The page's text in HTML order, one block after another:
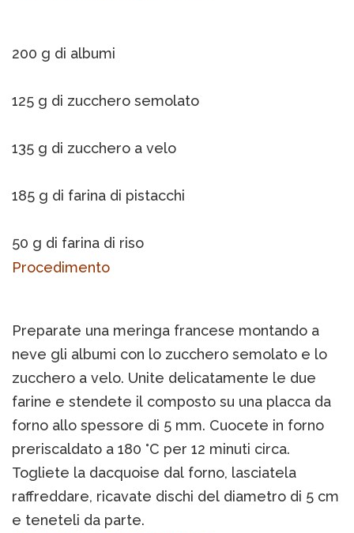
200 g di albumi
125 g di zucchero semolato
135 g di zucchero a velo
185 g di farina di pistacchi
50 g di farina di riso
Procedimento
Preparate una meringa francese montando a
neve gli albumi con lo zucchero semolato e lo
zucchero a velo. Unite delicatamente le due
farine e stendete il composto su una placca da
forno allo spessore di 5 mm. Cuocete in forno
preriscaldato a 180 °C per 12 minuti circa.
Togliete la dacquoise dal forno, lasciatela
raffreddare, ricavate dischi del diametro di 5 cm
e teneteli da parte.